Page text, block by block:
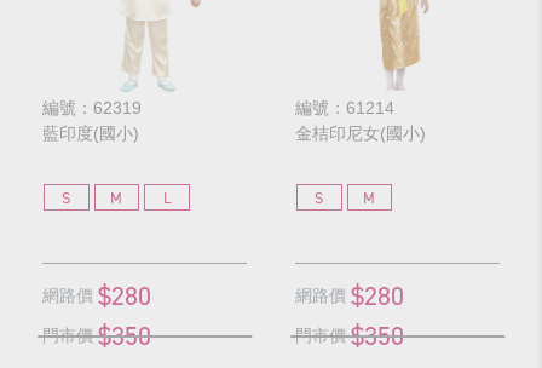
編號：62319
藍印度(國小)
S M L
網路價 $280
門市價 $350
編號：61214
金桔印尼女(國小)
S M
網路價 $280
門市價 $350